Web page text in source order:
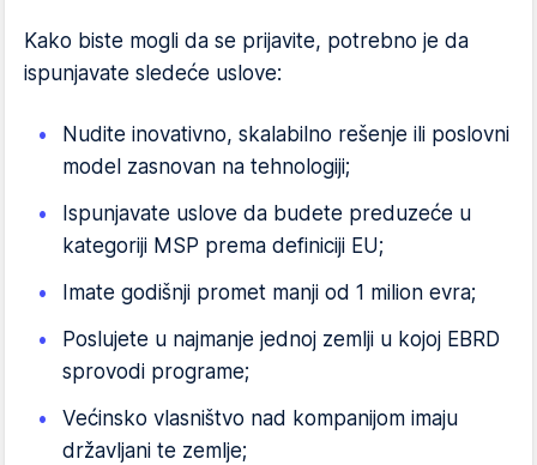
Kako biste mogli da se prijavite, potrebno je da
ispunjavate sledeće uslove:
Nudite inovativno, skalabilno rešenje ili poslovni
model zasnovan na tehnologiji;
Ispunjavate uslove da budete preduzeće u
kategoriji MSP prema definiciji EU;
Imate godišnji promet manji od 1 milion evra;
Poslujete u najmanje jednoj zemlji u kojoj EBRD
sprovodi programe;
Većinsko vlasništvo nad kompanijom imaju
državljani te zemlje;